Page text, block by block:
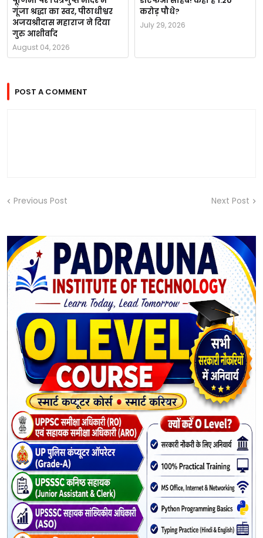
गूंजा श्रद्धा का स्वर, पीठाधीश्वर
अजयश्रीदास महाराज ने दिया
गुरु आशीर्वाद
August 04, 2026
करोड़ पौधे?
July 29, 2026
POST A COMMENT
Previous Post Next Post